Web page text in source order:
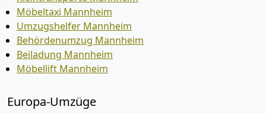
Möbeltaxi Mannheim
Umzugshelfer Mannheim
Behördenumzug Mannheim
Beiladung Mannheim
Möbellift Mannheim
Europa-Umzüge